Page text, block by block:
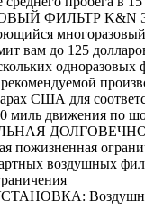
ФИЛЬТР
многоразовый
вам до 125
одноразовых
США для
миль движения по
пожизненная
воздушных